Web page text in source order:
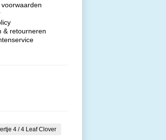
& retourneren
4 / 4 Leaf Clover